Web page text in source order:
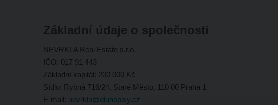
Základní údaje o společnosti
NEVRKLA Real Estate s.r.o.
IČO: 017 91 443
Základní kapitál: 200 000 Kč
Sídlo: Rybná 716/24, Staré Město, 110 00 Praha 1
E-mail: nevrkla@dluhopisy.cz